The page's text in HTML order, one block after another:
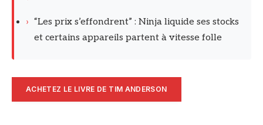
› “Les prix s’effondrent” : Ninja liquide ses stocks
et certains appareils partent à vitesse folle
ACHETEZ LE LIVRE DE TIM ANDERSON